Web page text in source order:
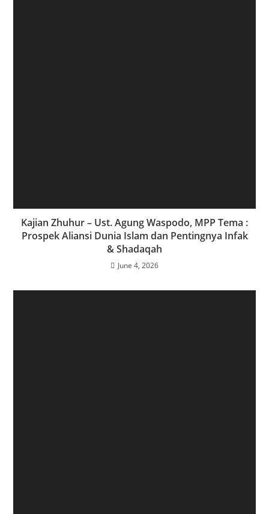
Kajian Zhuhur – Ust. Agung Waspodo, MPP Tema :
Prospek Aliansi Dunia Islam dan Pentingnya Infak
& Shadaqah
June 4, 2026